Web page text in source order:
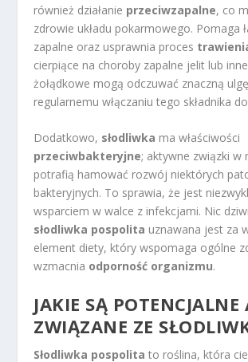
również działanie przeciwzapalne, co
zdrowie układu pokarmowego. Pomaga
zapalne oraz usprawnia proces
cierpiące na choroby zapalne jelit lub
żołądkowe mogą odczuwać znaczną
regularnemu włączaniu tego składnika
Dodatkowo, słodliwka ma właściwości
przeciwbakteryjne; aktywne związki w
potrafią hamować rozwój niektórych
bakteryjnych. To sprawia, że jest
wsparciem w walce z infekcjami. Nic
słodliwka pospolita uznawana jest za
element diety, który wspomaga ogólne
wzmacnia odporność organizmu.
JAKIE SĄ POTENCJALNE
ZWIĄZANE ZE
Słodliwka pospolita to roślina, która